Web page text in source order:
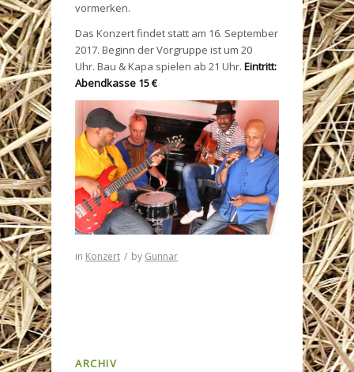
vormerken.
Das Konzert findet statt am 16. September
2017. Beginn der Vorgruppe ist um 20
Uhr. Bau & Kapa spielen ab 21 Uhr. Eintritt:
Abendkasse 15 €
in Konzert / by Gunnar
ARCHIV